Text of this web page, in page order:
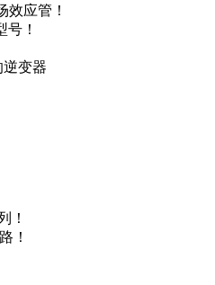
效应管！
！
逆变器
！
！